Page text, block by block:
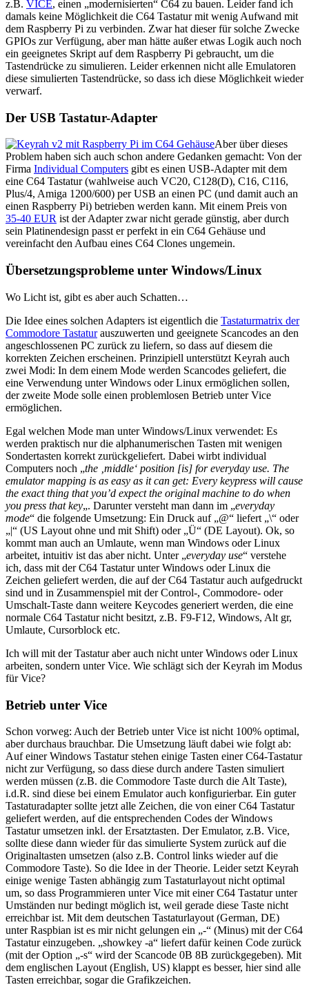
z.B. VICE, einen „modernisierten“ C64 zu bauen. Leider fand ich
damals keine Möglichkeit die C64 Tastatur mit wenig Aufwand mit
dem Raspberry Pi zu verbinden. Zwar hat dieser für solche Zwecke
GPIOs zur Verfügung, aber man hätte außer etwas Logik auch noch
ein geeignetes Skript auf dem Raspberry Pi gebraucht, um die
Tastendrücke zu simulieren. Leider erkennen nicht alle Emulatoren
diese simulierten Tastendrücke, so dass ich diese Möglichkeit wieder
verwarf.
Der USB Tastatur-Adapter
Aber über dieses
Problem haben sich auch schon andere Gedanken gemacht: Von der
Firma Individual Computers gibt es einen USB-Adapter mit dem
eine C64 Tastatur (wahlweise auch VC20, C128(D), C16, C116,
Plus/4, Amiga 1200/600) per USB an einen PC (und damit auch an
einen Raspberry Pi) betrieben werden kann. Mit einem Preis von
35-40 EUR ist der Adapter zwar nicht gerade günstig, aber durch
sein Platinendesign passt er perfekt in ein C64 Gehäuse und
vereinfacht den Aufbau eines C64 Clones ungemein.
Übersetzungsprobleme unter Windows/Linux
Wo Licht ist, gibt es aber auch Schatten…
Die Idee eines solchen Adapters ist eigentlich die Tastaturmatrix der
Commodore Tastaturauszuwerten und geeignete Scancodes an den
angeschlossenen PC zurück zu liefern, so dass auf diesem die
korrekten Zeichen erscheinen. Prinzipiell unterstützt Keyrah auch
zwei Modi: In dem einem Mode werden Scancodes geliefert, die
eine Verwendung unter Windows oder Linux ermöglichen sollen,
der zweite Mode solle einen problemlosen Betrieb unter Vice
ermöglichen.
Egal welchen Mode man unter Windows/Linux verwendet: Es
werden praktisch nur die alphanumerischen Tasten mit wenigen
Sondertasten korrekt zurückgeliefert. Dabei wirbt individual
Computers noch „the ‚middle‘ position [is] for everyday use. The
emulator mapping is as easy as it can get: Every keypress will cause
the exact thing that you’d expect the original machine to do when
you press that key„. Darunter versteht man dann im „everyday
mode“ die folgende Umsetzung: Ein Druck auf „@“ liefert „\“ oder
„|“ (US Layout ohne und mit Shift) oder „Ü“ (DE Layout). Ok, so
kommt man auch an Umlaute, wenn man Windows oder Linux
arbeitet, intuitiv ist das aber nicht. Unter „everyday use“ verstehe
ich, dass mit der C64 Tastatur unter Windows oder Linux die
Zeichen geliefert werden, die auf der C64 Tastatur auch aufgedruckt
sind und in Zusammenspiel mit der Control-, Commodore- oder
Umschalt-Taste dann weitere Keycodes generiert werden, die eine
normale C64 Tastatur nicht besitzt, z.B. F9-F12, Windows, Alt gr,
Umlaute, Cursorblock etc.
Ich will mit der Tastatur aber auch nicht unter Windows oder Linux
arbeiten, sondern unter Vice. Wie schlägt sich der Keyrah im Modus
für Vice?
Betrieb unter Vice
Schon vorweg: Auch der Betrieb unter Vice ist nicht 100% optimal,
aber durchaus brauchbar. Die Umsetzung läuft dabei wie folgt ab:
Auf einer Windows Tastatur stehen einige Tasten einer C64-Tastatur
nicht zur Verfügung, so dass diese durch andere Tasten simuliert
werden müssen (z.B. die Commodore Taste durch die Alt Taste),
i.d.R. sind diese bei einem Emulator auch konfigurierbar. Ein guter
Tastaturadapter sollte jetzt alle Zeichen, die von einer C64 Tastatur
geliefert werden, auf die entsprechenden Codes der Windows
Tastatur umsetzen inkl. der Ersatztasten. Der Emulator, z.B. Vice,
sollte diese dann wieder für das simulierte System zurück auf die
Originaltasten umsetzen (also z.B. Control links wieder auf die
Commodore Taste). So die Idee in der Theorie. Leider setzt Keyrah
einige wenige Tasten abhängig zum Tastaturlayout nicht optimal
um, so dass Programmieren unter Vice mit einer C64 Tastatur unter
Umständen nur bedingt möglich ist, weil gerade diese Taste nicht
erreichbar ist. Mit dem deutschen Tastaturlayout (German, DE)
unter Raspbian ist es mir nicht gelungen ein „-“ (Minus) mit der C64
Tastatur einzugeben. „showkey -a“ liefert dafür keinen Code zurück
(mit der Option „-s“ wird der Scancode 0B 8B zurückgegeben). Mit
dem englischen Layout (English, US) klappt es besser, hier sind alle
Tasten erreichbar, sogar die Grafikzeichen.